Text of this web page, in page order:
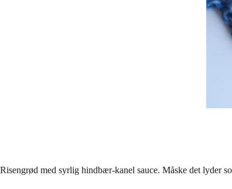
Risengrød med syrlig hindbær-kanel sauce. Måske det lyder